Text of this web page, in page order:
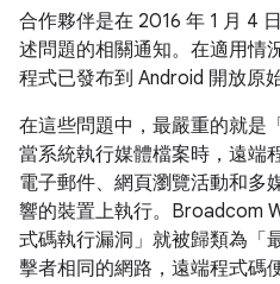
合作夥伴是在 2016 年 1 月 4
述問題的相關通知。在適用情
程式已發布到 Android 開放原
在這些問題中，最嚴重的就是
當系統執行媒體檔案時，遠端
電子郵件、網頁瀏覽活動和多
響的裝置上執行。Broadcom
式碼執行漏洞」就被歸類為「
擊者相同的網路，遠端程式碼